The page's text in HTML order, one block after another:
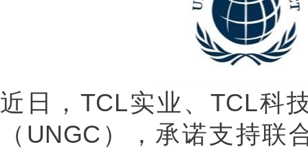
近日， TCL实业、TCL科
（UNGC），承诺支持